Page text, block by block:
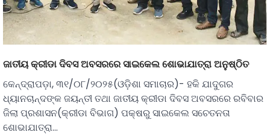
ଜାତୀୟ କ୍ରୀଡା ଦିବସ ଅବସରରେ ସାଇକେଲ ଶୋଭାଯାତ୍ରା ଅନୁଷ୍ଠିତ
କେନ୍ଦ୍ରାପଡ଼ା, ୩୧/୦୮/୨୦୨୫(ଓଡ଼ିଶା ସମାଚାର)- ହକି ଯାଦୁଗର
ଧ୍ୟାନଚାନ୍ଦଙ୍କ ଜୟନ୍ତୀ ତଥା ଜାତୀୟ କ୍ରୀଡା ଦିବସ ଅବସରରେ ରବିବାର
ଜିଲା ପ୍ରଶାସନ(କ୍ରୀଡା ବିଭାଗ) ପକ୍ଷରୁ ସାଇକେଲ ସଚେତନତା
ଶୋଭାଯାତ୍ରା…